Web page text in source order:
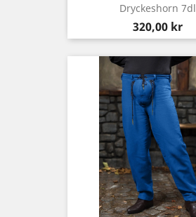
Dryckeshorn 7dl
Pris
320,00 kr